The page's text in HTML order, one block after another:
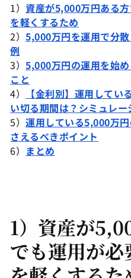
1）資産が5,000万円ある
を軽くするため
2）5,000万円を運用で分
例
3）5,000万円の運用を始
こと
4）
【金利別】運用して
い切る期間は？シミュレ
5）運用している5,000万
さえるべきポイント
6） まとめ
1）資産が
でも運用が